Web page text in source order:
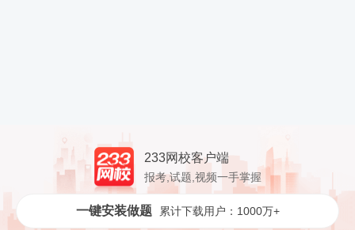
233网校客户端
报考,试题,视频一手掌握
一键安装做题 累计下载用户：1000万+